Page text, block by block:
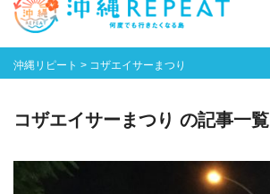
沖縄リピート > コザエイサーまつり
コザエイサーまつり の記事一覧